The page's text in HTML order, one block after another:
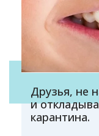
Друзья, не
и
карантина.